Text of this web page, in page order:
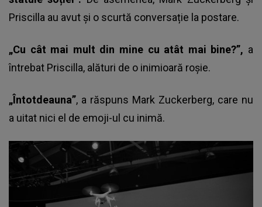
Priscilla au avut și o scurtă conversație la postare.
„Cu cât mai mult din mine cu atât mai bine?”, a
întrebat Priscilla, alături de o inimioară roșie.
„Întotdeauna”, a răspuns Mark Zuckerberg, care nu
a uitat nici el de emoji-ul cu inimă.